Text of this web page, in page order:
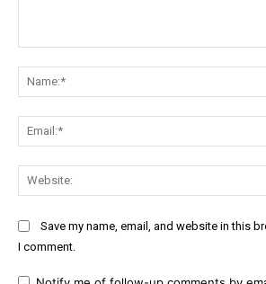
Save my name, email, and website in this
I comment.